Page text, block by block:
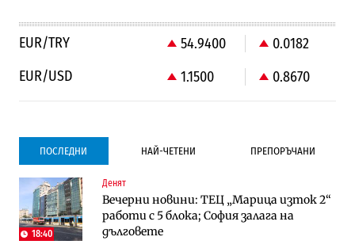
EUR/TRY 54.9400
0.0182
EUR/USD
1.1500 0.8670
ПОСЛЕДНИ НАЙ-ЧЕТЕНИ ПРЕПОРЪЧАНИ
18:40
Денят
Вечерни новини: ТЕЦ „Марица изток 2“
работи с 5 блока; София залага на
дълговете
Градоустройство
Столична община избра изпълнител за
преместването на трамвайното
трасе по бул. „Скобелев“
Компании
Vivacom предлага над 150 устройства с
90% отстъпка през август